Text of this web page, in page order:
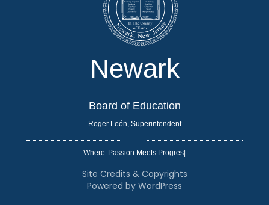
Newark
Board of Education
Roger León, Superintendent
Where
Site Credits & Copyrights
Powered by WordPress